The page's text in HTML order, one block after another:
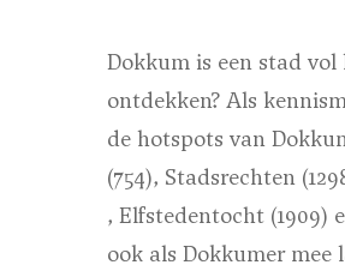
Dokkum is een stad
ontdekken? Als
de hotspots van
(754), Stadsrechten
, Elfstedentocht (1909)
ook als Dokkumer mee